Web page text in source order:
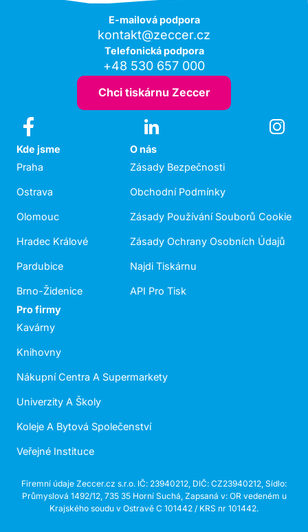
E-mailová podpora
kontakt@zeccer.cz
Telefonická podpora
+48 530 657 000
Chci tiskárnu Zeccer
Kde jsme
Praha
Ostrava
Olomouc
Hradec Králové
Pardubice
Brno-Židenice
O nás
Zásady Bezpečnosti
Obchodní Podmínky
Zásady Používání Souborů Cookie
Zásady Ochrany Osobních Údajů
Najdi Tiskárnu
API Pro Tisk
Pro firmy
Kavárny
Knihovny
Nákupní Centra A Supermarkety
Univerzity A Školy
Koleje A Bytová Společenství
Veřejné Instituce
Firemní údaje Zeccer.cz s.r.o. IČ: 23940212, DIČ: CZ23940212, Sídlo:
Průmyslová 1492/12, 735 35 Horní Suchá, Zapsaná v: OR vedeném u
Krajského soudu v Ostravě C 101442 / KRS nr 101442.